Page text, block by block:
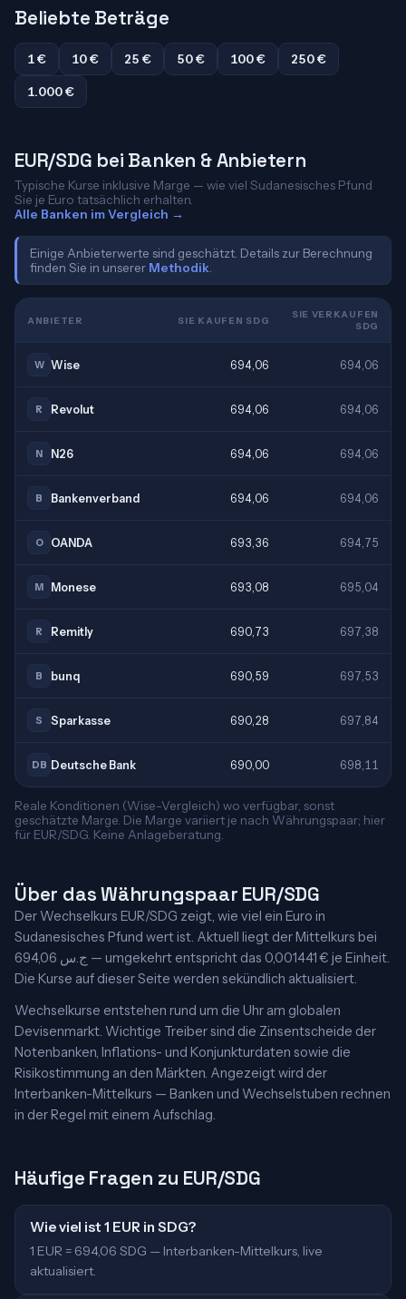
Beliebte Beträge
1 € 10 € 25 € 50 € 100 €
250 €
1.000 €
EUR/SDG bei Banken & Anbietern
Typische Kurse inklusive Marge — wie viel Sudanesisches Pfund
Sie je Euro tatsächlich erhalten.
Alle Banken im Vergleich →
Einige Anbieterwerte sind geschätzt. Details zur Berechnung
finden Sie in unserer Methodik
ANBIETER SIE KAUFEN SDG
SIE VERKAUFEN
SDG
W Wise 694,06 694,06
R Revolut 694,06 694,06
N N26 694,06 694,06
B Bankenverband 694,06 694,06
O OANDA 693,36 694,75
M Monese 693,08 695,04
R Remitly 690,73 697,38
B bunq 690,59 697,53
S Sparkasse 690,28 697,84
DB Deutsche Bank 690,00 698,11
Reale Konditionen (Wise-Vergleich) wo verfügbar, sonst
geschätzte Marge. Die Marge variiert je nach Währungspaar; hier
für EUR/SDG. Keine Anlageberatung.
Über das Währungspaar EUR/SDG
Der Wechselkurs EUR/SDG zeigt, wie viel ein Euro in
Sudanesisches Pfund wert ist. Aktuell liegt der Mittelkurs bei
694,06 ج.س — umgekehrt entspricht das 0,001441 € je Einheit.
Die Kurse auf dieser Seite werden sekündlich aktualisiert.
Wechselkurse entstehen rund um die Uhr am globalen
Devisenmarkt. Wichtige Treiber sind die Zinsentscheide der
Notenbanken, Inflations- und Konjunkturdaten sowie die
Risikostimmung an den Märkten. Angezeigt wird der
Interbanken-Mittelkurs — Banken und Wechselstuben rechnen
in der Regel mit einem Aufschlag.
Häufige Fragen zu EUR/SDG
Wie viel ist 1 EUR in SDG?
1 EUR = 694,06 SDG — Interbanken-Mittelkurs, live
aktualisiert.